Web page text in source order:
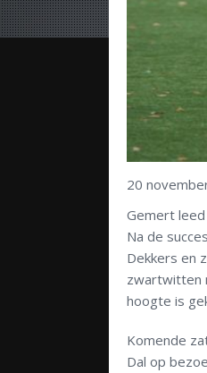
20
Gemert
Na de
Dekkers en
zwartwitten
hoogte is
Komende
Dal op